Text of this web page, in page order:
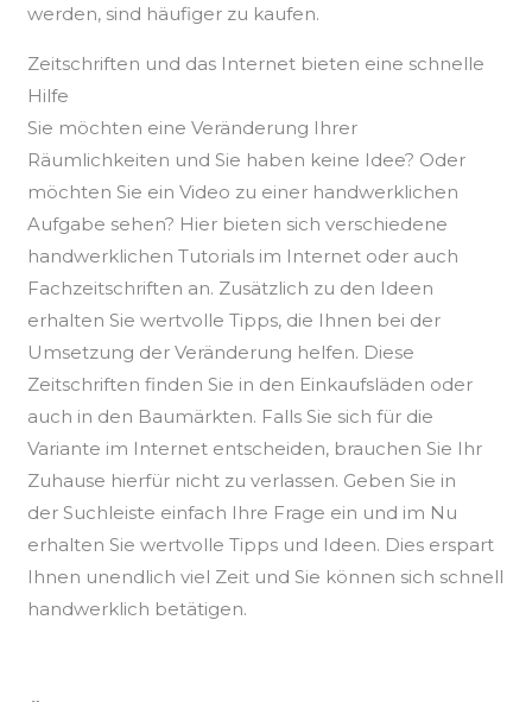
werden, sind häufiger zu kaufen.
Zeitschriften und das Internet bieten eine schnelle
Hilfe
Sie möchten eine Veränderung Ihrer
Räumlichkeiten und Sie haben keine Idee? Oder
möchten Sie ein Video zu einer handwerklichen
Aufgabe sehen? Hier bieten sich verschiedene
handwerklichen Tutorials im Internet oder auch
Fachzeitschriften an. Zusätzlich zu den Ideen
erhalten Sie wertvolle Tipps, die Ihnen bei der
Umsetzung der Veränderung helfen. Diese
Zeitschriften finden Sie in den Einkaufsläden oder
auch in den Baumärkten. Falls Sie sich für die
Variante im Internet entscheiden, brauchen Sie Ihr
Zuhause hierfür nicht zu verlassen. Geben Sie in
der Suchleiste einfach Ihre Frage ein und im Nu
erhalten Sie wertvolle Tipps und Ideen. Dies erspart
Ihnen unendlich viel Zeit und Sie können sich schnell
handwerklich betätigen.